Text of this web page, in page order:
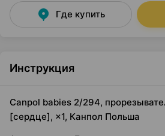
Где купить
Инструкция
Canpol babies 2/294,
[сердце], ×1, Канпол Польша